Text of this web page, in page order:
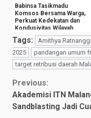
Babinsa Tasikmadu
Komsos Bersama Warga,
Perkuat Kedekatan dan
Kondusivitas Wilayah
Tags: Amithya
2025
pandangan umum
target retribusi daerah
Continue
Reading
Previous:
Akademisi ITN
Sandblasting Jadi